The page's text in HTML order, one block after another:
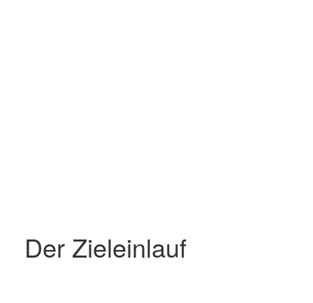
Der Zieleinlauf